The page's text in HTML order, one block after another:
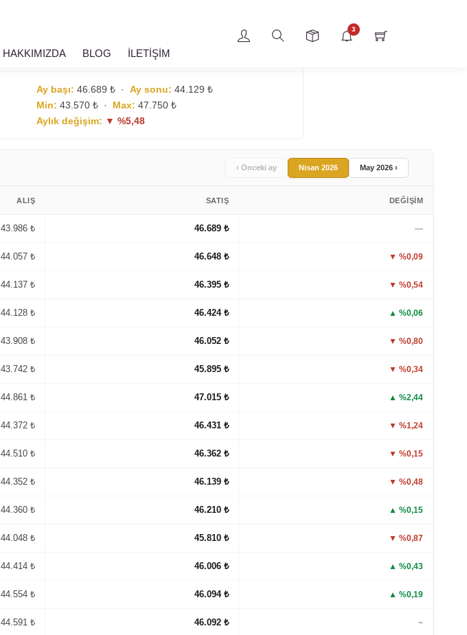
3
HAKKIMIZDA BLOG İLETİŞİM
Ay başı: 46.689 ₺ · Ay sonu: 44.129 ₺
Min: 43.570 ₺ · Max: 47.750 ₺
Aylık değişim: ▼ %5,48
‹ Önceki ay Nisan 2026 May 2026 ›
ALIŞ SATIŞ DEĞIŞIM
43.986 ₺ 46.689 ₺ —
44.057 ₺ 46.648 ₺ ▼ %0,09
44.137 ₺ 46.395 ₺ ▼ %0,54
44.128 ₺ 46.424 ₺ ▲ %0,06
43.908 ₺ 46.052 ₺ ▼ %0,80
43.742 ₺ 45.895 ₺ ▼ %0,34
44.861 ₺ 47.015 ₺ ▲ %2,44
44.372 ₺ 46.431 ₺ ▼ %1,24
44.510 ₺ 46.362 ₺ ▼ %0,15
44.352 ₺ 46.139 ₺ ▼ %0,48
44.360 ₺ 46.210 ₺ ▲ %0,15
44.048 ₺ 45.810 ₺ ▼ %0,87
44.414 ₺ 46.006 ₺ ▲ %0,43
44.554 ₺ 46.094 ₺ ▲ %0,19
44.591 ₺ 46.092 ₺ ~